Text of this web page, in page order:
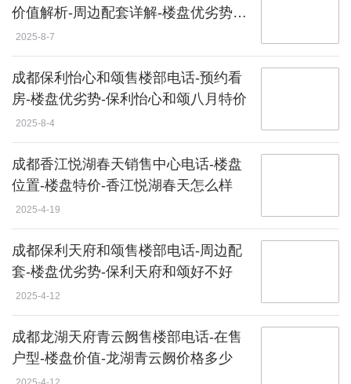
价值解析-周边配套详解-楼盘优劣势深
度评测
2025-8-7
成都保利怡心和颂售楼部电话-预约看
房-楼盘优劣势-保利怡心和颂八月特价
2025-8-4
成都香江悦湖春天销售中心电话-楼盘
位置-楼盘特价-香江悦湖春天怎么样
2025-4-19
成都保利天府和颂售楼部电话-周边配
套-楼盘优劣势-保利天府和颂好不好
2025-4-12
成都龙湖天府青云阙售楼部电话-在售
户型-楼盘价值-龙湖青云阙价格多少